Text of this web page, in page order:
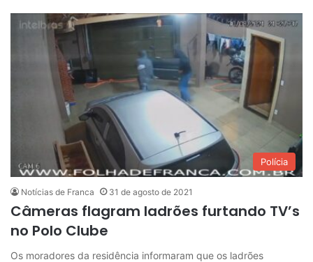
Polícia
Notícias de Franca 31 de agosto de 2021
Câmeras flagram ladrões furtando TV’s
no Polo Clube
Os moradores da residência informaram que os ladrões